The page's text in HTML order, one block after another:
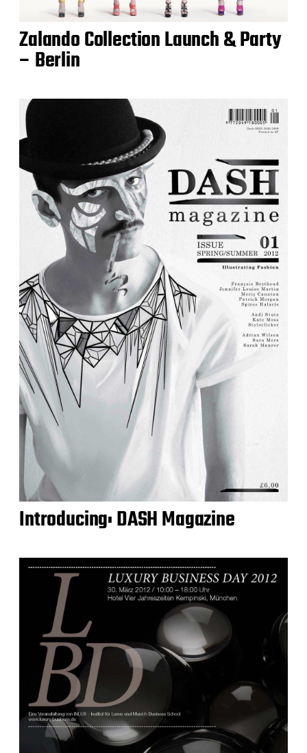
Zalando Collection Launch & Party
– Berlin
Introducing: DASH Magazine